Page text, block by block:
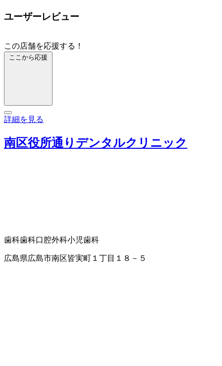
ユーザーレビュー
この店舗を応援する！
ここから応援
詳細を見る
南区役所通りデンタルクリニック
歯科歯科口腔外科小児歯科
広島県広島市南区皆実町１丁目１８－５